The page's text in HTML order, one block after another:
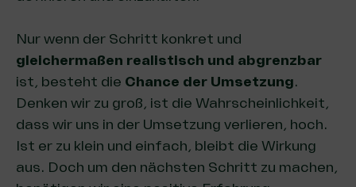
Nur wenn der Schritt konkret und
gleichermaßen realistisch und abgrenzbar
ist, besteht die Chance der Umsetzung.
Denken wir zu groß, ist die Wahrscheinlichkeit,
dass wir uns in der Umsetzung verlieren, hoch.
Ist er zu klein und einfach, bleibt die Wirkung
aus. Doch um den nächsten Schritt zu machen,